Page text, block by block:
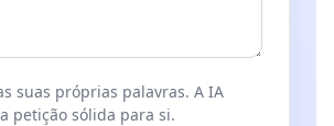
suas próprias palavras. A IA
petição sólida para si.